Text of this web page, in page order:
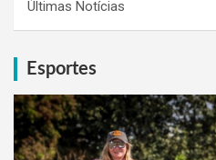
Últimas Notícias
Esportes